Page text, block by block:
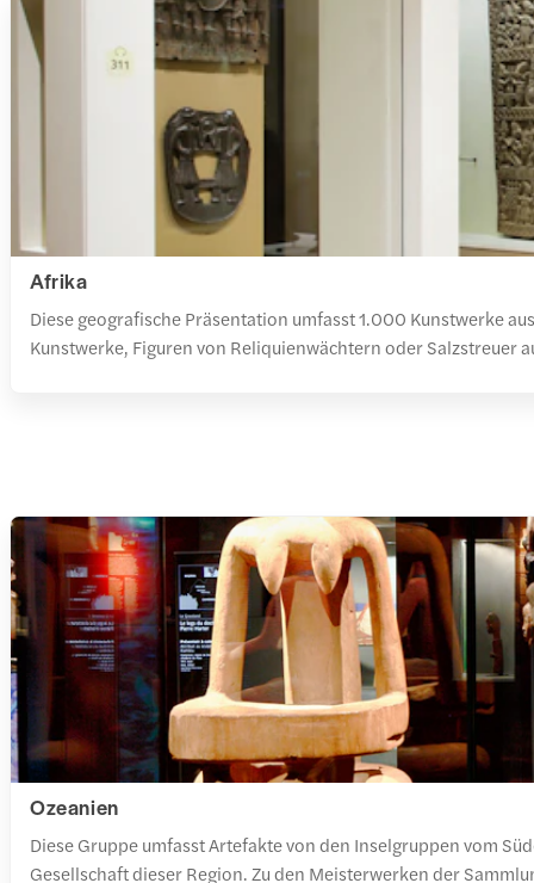
Afrika
Diese geografische Präsentation umfasst 1.000 Kunstwerke
Kunstwerke, Figuren von Reliquienwächtern oder Salzstreuer
Ozeanien
Diese Gruppe umfasst Artefakte von den Inselgruppen vom
Gesellschaft dieser Region. Zu den Meisterwerken der